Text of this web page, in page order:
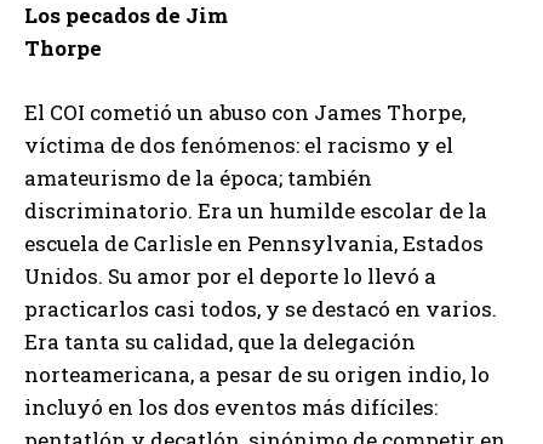
Los pecados de Jim
Thorpe
El COI cometió un abuso con James Thorpe,
víctima de dos fenómenos: el racismo y el
amateurismo de la época; también
discriminatorio. Era un humilde escolar de la
escuela de Carlisle en Pennsylvania, Estados
Unidos. Su amor por el deporte lo llevó a
practicarlos casi todos, y se destacó en varios.
Era tanta su calidad, que la delegación
norteamericana, a pesar de su origen indio, lo
incluyó en los dos eventos más difíciles: